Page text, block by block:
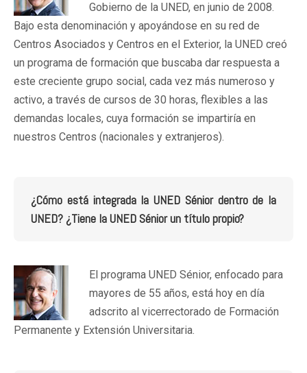
Gobierno de la UNED, en junio de 2008.
Bajo esta denominación y apoyándose en su red de
Centros Asociados y Centros en el Exterior, la UNED creó
un programa de formación que buscaba dar respuesta a
este creciente grupo social, cada vez más numeroso y
activo, a través de cursos de 30 horas, flexibles a las
demandas locales, cuya formación se impartiría en
nuestros Centros (nacionales y extranjeros).
¿Cómo está integrada la UNED Sénior dentro de la
UNED? ¿Tiene la UNED Sénior un título propio?
El programa UNED Sénior, enfocado para
mayores de 55 años, está hoy en día
adscrito al vicerrectorado de Formación
Permanente y Extensión Universitaria.